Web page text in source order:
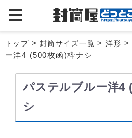
トップ > 封筒サイズ一覧 >洋形 >
ー洋4 (500枚函)枠ナシ
パステルブルー洋4
シ